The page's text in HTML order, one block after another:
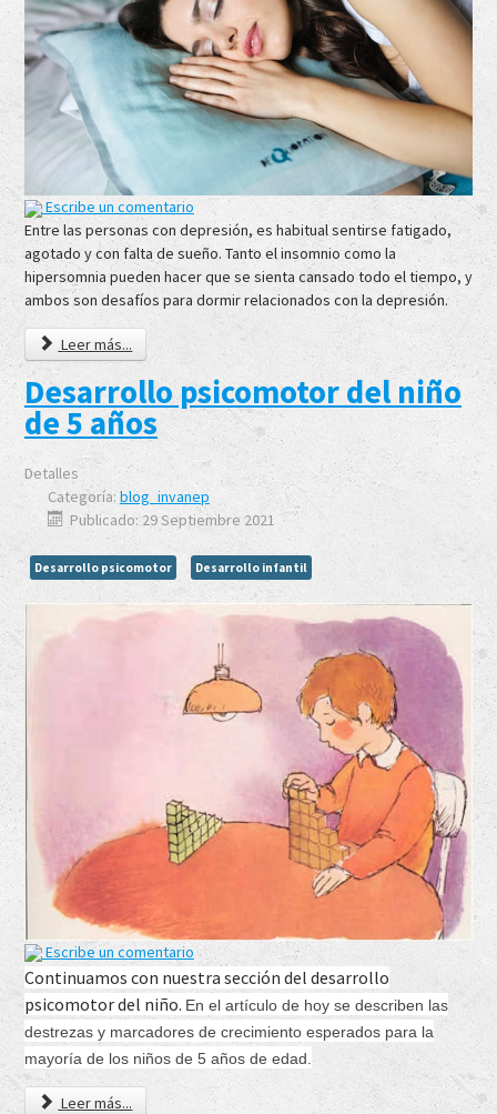
Escribe un comentario
Entre las personas con depresión, es habitual sentirse fatigado,
agotado y con falta de sueño. Tanto el insomnio como la
hipersomnia pueden hacer que se sienta cansado todo el tiempo, y
ambos son desafíos para dormir relacionados con la depresión.
Leer más...
Desarrollo psicomotor del niño
de 5 años
Detalles
Categoría:blog_invanep
Publicado: 29 Septiembre 2021
Desarrollo psicomotor Desarrollo infantil
Escribe un comentario
Continuamos con nuestra sección del desarrollo
psicomotor del niño. En el artículo de hoy se describen las
destrezas y marcadores de crecimiento esperados para la
mayoría de los niños de 5 años de edad.
Leer más...